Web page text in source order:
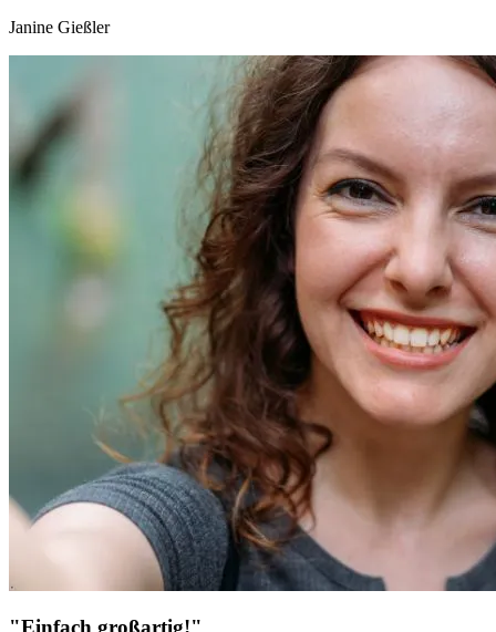
Janine Gießler